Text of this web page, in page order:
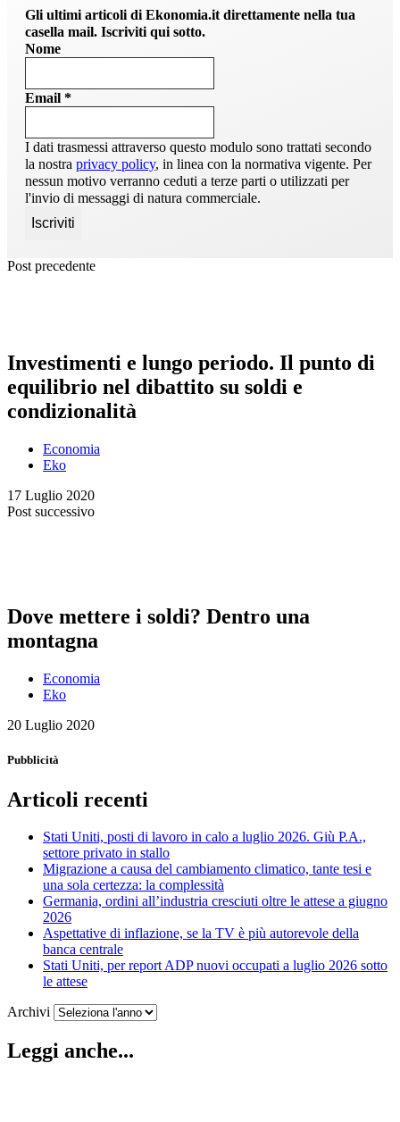
Gli ultimi articoli di Ekonomia.it direttamente nella tua
casella mail. Iscriviti qui sotto.
Nome
Email *
I dati trasmessi attraverso questo modulo sono trattati secondo
la nostra privacy policy, in linea con la normativa vigente. Per
nessun motivo verranno ceduti a terze parti o utilizzati per
l'invio di messaggi di natura commerciale.
Post precedente
Investimenti e lungo periodo. Il punto di
equilibrio nel dibattito su soldi e
condizionalità
Economia
Eko
17 Luglio 2020
Post successivo
Dove mettere i soldi? Dentro una
montagna
Economia
Eko
20 Luglio 2020
Pubblicità
Articoli recenti
Stati Uniti, posti di lavoro in calo a luglio 2026. Giù P.A.,
settore privato in stallo
Migrazione a causa del cambiamento climatico, tante tesi e
una sola certezza: la complessità
Germania, ordini all’industria cresciuti oltre le attese a giugno
2026
Aspettative di inflazione, se la TV è più autorevole della
banca centrale
Stati Uniti, per report ADP nuovi occupati a luglio 2026 sotto
le attese
Archivi
Leggi anche...